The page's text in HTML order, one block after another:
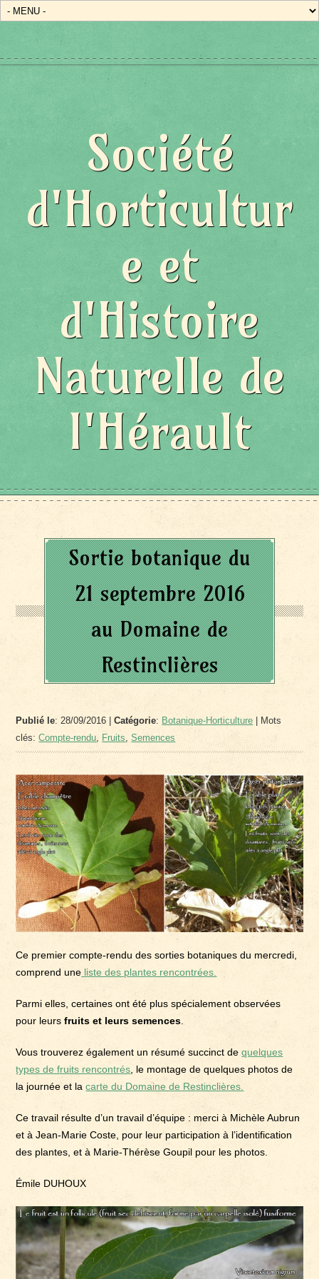
Société
d'Horticultur
e et
d'Histoire
Naturelle de
l'Hérault
Sortie botanique du
21 septembre 2016
au Domaine de
Restinclières
Publié le: 28/09/2016 |Catégorie: Botanique-Horticulture | Mots
clés:Compte-rendu, Fruits,Semences
Ce premier compte-rendu des sorties botaniques du mercredi,
comprend une liste des plantes rencontrées.
Parmi elles, certaines ont été plus spécialement observées
pour leursfruits et leurs semences
Vous trouverez également un résumé succinct dequelques
types de fruits rencontrés , le montage de quelques photos de
la journée et lacarte du Domaine de Restinclières.
Ce travail résulte d’un travail d’équipe : merci à Michèle Aubrun
et à Jean-Marie Coste, pour leur participation à l’identification
des plantes, et à Marie-Thérèse Goupil pour les photos.
Émile DUHOUX